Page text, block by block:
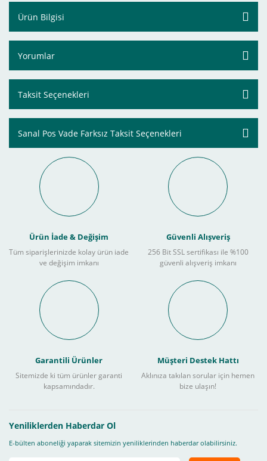
Ürün Bilgisi
Yorumlar
Taksit Seçenekleri
Sanal Pos Vade Farksız Taksit Seçenekleri
Ürün İade & Değişim
Tüm siparişlerinizde kolay ürün iade
ve değişim imkanı
Güvenli Alışveriş
256 Bit SSL sertifikası ile %100
güvenli alışveriş imkanı
Garantili Ürünler
Sitemizde ki tüm ürünler garanti
kapsamındadır.
Müşteri Destek Hattı
Aklınıza takılan sorular için hemen
bize ulaşın!
Yeniliklerden Haberdar Ol
E-bülten aboneliği yaparak sitemizin yeniliklerinden haberdar olabilirsiniz.